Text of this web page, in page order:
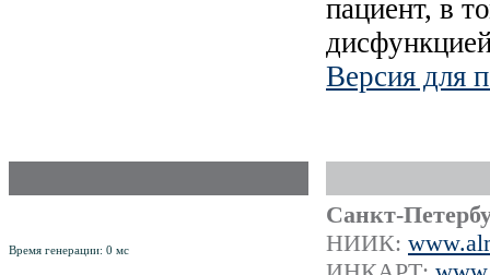
пациент, в
Версия для
Время генерации: 0 мс
Санкт-
НИИК: